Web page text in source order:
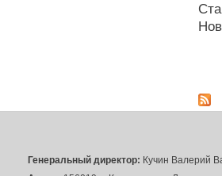
Генеральный директор: Кучин Валерий